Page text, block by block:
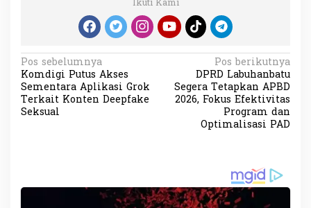
Ikuti Kami
N
a
v
s
Pos sebelumnya
Komdigi Putus Akses
Sementara Aplikasi Grok
Terkait Konten Deepfake
Seksual
Pos berikutnya
DPRD Labuhanbatu
Segera Tetapkan APBD
2026, Fokus Efektivitas
Program dan
Optimalisasi PAD